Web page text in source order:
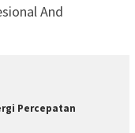
And
Percepatan